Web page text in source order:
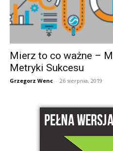
Mierz to co ważne –
Metryki Sukcesu
Grzegorz Wenc - 26 sierpnia, 2019